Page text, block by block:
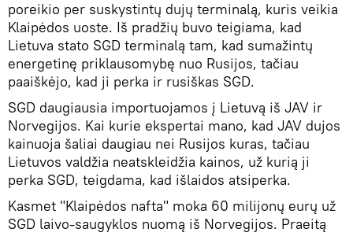
poreikio per suskystintų dujų terminalą, kuris veikia
Klaipėdos uoste. Iš pradžių buvo teigiama, kad
Lietuva stato SGD terminalą tam, kad sumažintų
energetinę priklausomybę nuo Rusijos, tačiau
paaiškėjo, kad ji perka ir rusiškas SGD.
SGD daugiausia importuojamos į Lietuvą iš JAV ir
Norvegijos. Kai kurie ekspertai mano, kad JAV dujos
kainuoja šaliai daugiau nei Rusijos kuras, tačiau
Lietuvos valdžia neatskleidžia kainos, už kurią ji
perka SGD, teigdama, kad išlaidos atsiperka.
Kasmet "Klaipėdos nafta" moka 60 milijonų eurų už
SGD laivo-saugyklos nuomą iš Norvegijos. Praeitą